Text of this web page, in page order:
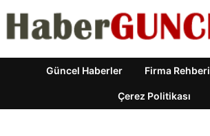
Güncel Haberler Firma Rehberi
Çerez Politikası